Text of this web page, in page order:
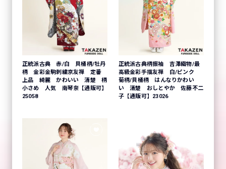
正統派古典 赤/白 貝桶柄/牡丹
柄 金彩金駒刺繍京友禅 定番
上品 綺麗 かわいい 清楚 柄
小さめ 人気 南琴奈【通販可】
25058
正統派古典柄振袖 吉澤織物/最
高級金彩手描友禅 白/ピンク
菊柄/貝桶柄 はんなりかわい
い 清楚 おしとやか 佐藤不二
子【通販可】23026